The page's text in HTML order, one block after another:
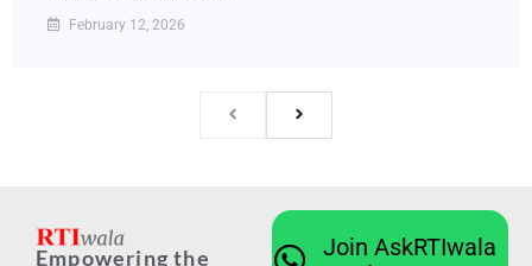
February 12, 2026
Empowering the
Join AskRTIwala